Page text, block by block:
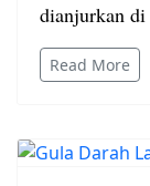
dianjurkan di
Read More